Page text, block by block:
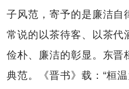
子风范，寄予的是廉洁自
常说的以茶待客、以茶代
俭朴、廉洁的彰显。东晋
典范。《晋书》载：“桓